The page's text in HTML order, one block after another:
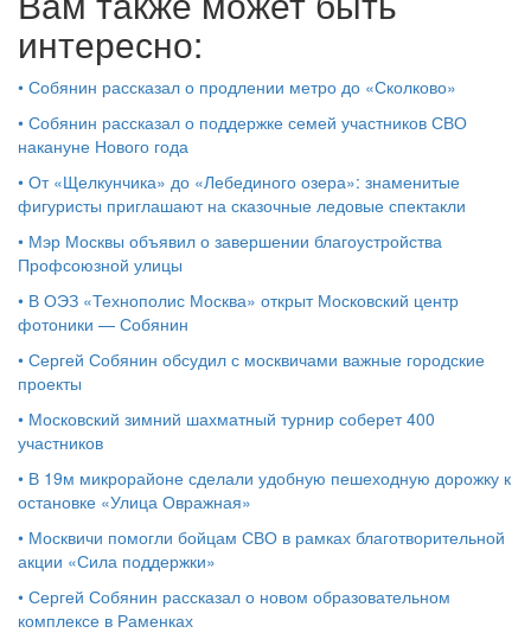
интересно:
• Собянин рассказал о продлении метро до «Сколково»
• Собянин рассказал о поддержке семей участников СВО
накануне Нового года
• От «Щелкунчика» до «Лебединого озера»: знаменитые
фигуристы приглашают на сказочные ледовые спектакли
• Мэр Москвы объявил о завершении благоустройства
Профсоюзной улицы
• В ОЭЗ «Технополис Москва» открыт Московский центр
фотоники — Собянин
• Сергей Собянин обсудил с москвичами важные городские
проекты
• Московский зимний шахматный турнир соберет 400
участников
• В 19м микрорайоне сделали удобную пешеходную дорожку к
остановке «Улица Овражная»
• Москвичи помогли бойцам СВО в рамках благотворительной
акции «Сила поддержки»
• Сергей Собянин рассказал о новом образовательном
комплексе в Раменках